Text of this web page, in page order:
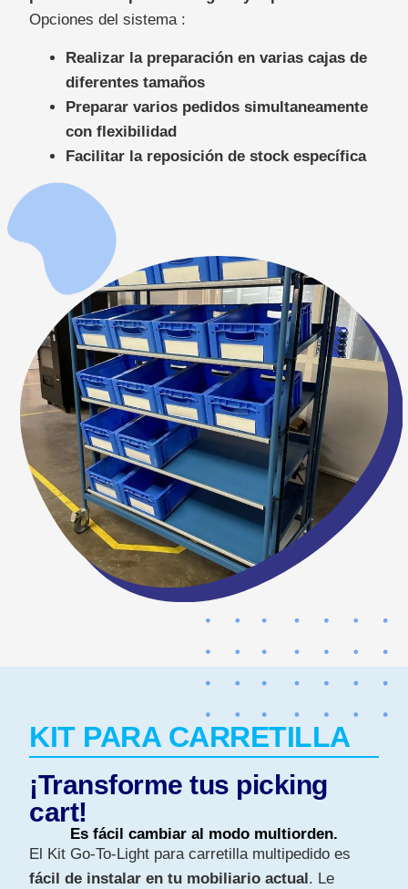
Opciones del sistema :
Realizar la preparación en varias cajas de
diferentes tamaños
Preparar varios pedidos simultaneamente
con flexibilidad
Facilitar la reposición de stock específica
KIT PARA CARRETILLA
¡Transforme tus picking
cart!
Es fácil cambiar al modo multiorden.
El Kit Go-To-Light para carretilla multipedido es
fácil de instalar en tu mobiliario actual. Le